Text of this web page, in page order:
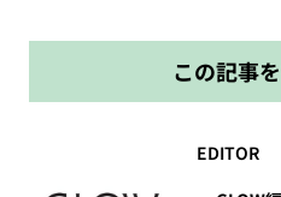
この記事
EDITOR